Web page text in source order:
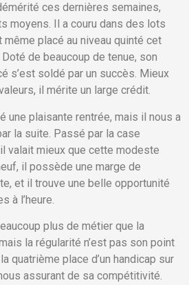
ces dernières semaines,
moyens. Il a couru dans des lots
placé au niveau quinté cet
Doté de beaucoup de tenue, son
s’est soldé par un succès. Mieux
il mérite un large crédit.
une plaisante rentrée, mais il nous a
la suite. Passé par la case
valait mieux que cette modeste
il possède une marge de
et il trouve une belle opportunité
à l’heure.
plus de métier que la
la régularité n’est pas son point
quatrième place d’un handicap sur
assurant de sa compétitivité.